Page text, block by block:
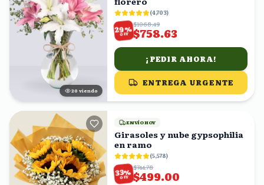
20 viendo
(4,703)
29%
OFF
$1068.49
$758.63
¡PEDIR AHORA!
ENTREGA URGENTE
ENVÍO HOY
Girasoles y nube gypsophilia
en ramo
(5,578)
33%
OFF
$744.78
$499.00